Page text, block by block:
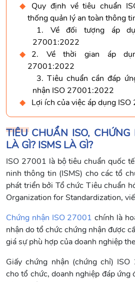
Quy định về tiêu chuẩn
thống quản lý an toàn thông
1. Về đối tượng áp
27001:2022
2. Về thời gian áp
27001:2022
3. Tiêu chuẩn cần đáp
nhận ISO 27001:2022
Lợi ích của việc áp dụng
TIÊU CHUẨN ISO,
LÀ GÌ? ISMS LÀ GÌ?
ISO 27001 là bộ tiêu chuẩn quốc
ninh thông tin (ISMS) cho các tổ
phát triển bởi Tổ chức Tiêu chuẩn
Organization for Standardization,
Chứng nhận ISO 27001 chính là
nhận do tổ chức chứng nhận được
giá sự phù hợp của doanh nghiệp
Giấy chứng nhận (chứng chỉ)
cho tổ chức, doanh nghiệp đáp ứng